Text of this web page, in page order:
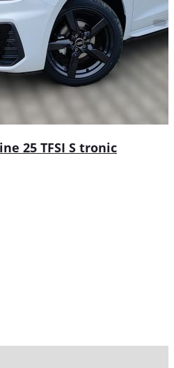
25 TFSI S tronic